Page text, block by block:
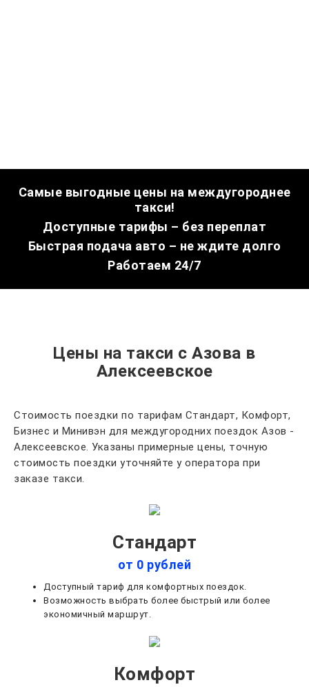
Самые выгодные цены на междугороднее
такси!
Доступные тарифы – без переплат
Быстрая подача авто – не ждите долго
Работаем 24/7
Цены на такси с Азова в
Алексеевское
Стоимость поездки по тарифам Стандарт, Комфорт,
Бизнес и Минивэн для междугородних поездок Азов -
Алексеевское. Указаны примерные цены, точную
стоимость поездки уточняйте у оператора при
заказе такси.
Стандарт
от 0 рублей
Доступный тариф для комфортных поездок.
Возможность выбрать более быстрый или более
экономичный маршрут.
Комфорт